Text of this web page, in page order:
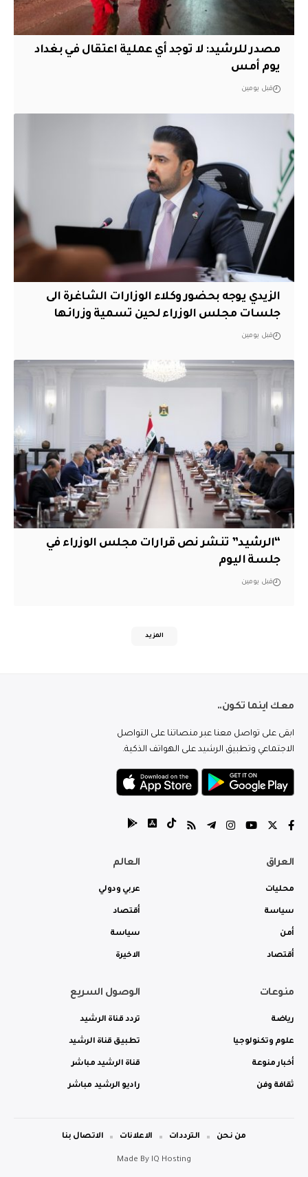
مصدر للرشيد: لا توجد أي عملية اعتقال في بغداد
يوم أمس
قبل يومين
الزيدي يوجه بحضور وكلاء الوزارات الشاغرة الى
جلسات مجلس الوزراء لحين تسمية وزرائها
قبل يومين
“الرشيد” تنشر نص قرارات مجلس الوزراء في
جلسة اليوم
قبل يومين
المزيد
معك اينما تكون..
ابقى على تواصل معنا عبر منصاتنا على التواصل
الاجتماعي وتطبيق الرشيد على الهواتف الذكية.
العراق
محليات
سياسة
أمن
أقتصاد
العالم
عربي ودولي
أقتصاد
سياسة
الاخيرة
منوعات
رياضة
علوم وتكنولوجيا
أخبار منوعة
ثقافة وفن
الوصول السريع
تردد قناة الرشيد
تطبيق قناة الرشيد
قناة الرشيد مباشر
راديو الرشيد مباشر
Made By IQ Hosting
من نحن الترددات الاعلانات الاتصال بنا